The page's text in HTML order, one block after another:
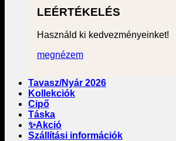
LEÉRTÉKELÉS
Használd ki kedvezményeinket!
megnézem
Tavasz/Nyár 2026
Kollekciók
Cipő
Táska
✨Akció
Szállítási információk